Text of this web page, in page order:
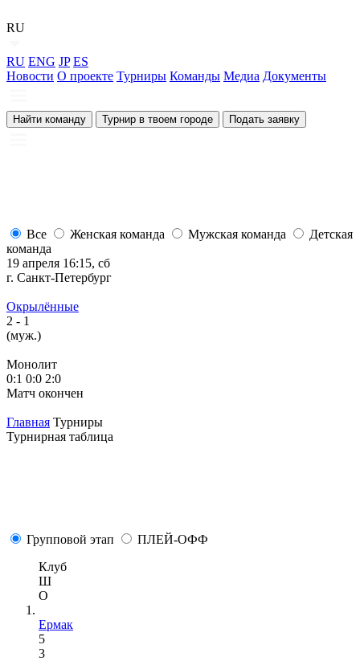
RU
RU ENG JP ES
Новости О проекте Турниры Команды Медиа Документы
Найти команду Турнир в твоем городе Подать заявку
Все Женская команда Мужская команда
Детская
команда
19 апреля 16:15, сб
г. Санкт-Петербург
Окрылённые
2 - 1
(муж.)
Монолит
0:1 0:0 2:0
Матч окончен
Главная Турниры
Турнирная таблица
Групповой этап
ПЛЕЙ-ОФФ
Клуб
Ш
О
Ермак
5
3